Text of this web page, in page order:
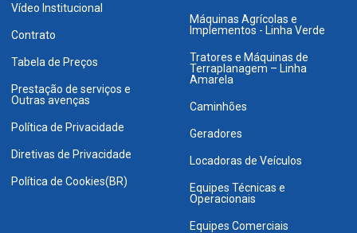
Vídeo Institucional
Contrato
Tabela de Preços
Prestação de serviços e
Outras avenças
Política de Privacidade
Diretivas de Privacidade
Política de Cookies(BR)
Máquinas Agrícolas e
Implementos - Linha Verde
Tratores e Máquinas de
Terraplanagem – Linha
Amarela
Caminhões
Geradores
Locadoras de Veículos
Equipes Técnicas e
Operacionais
Equipes Comerciais